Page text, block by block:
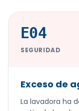
E04
SEGURIDAD
Exceso de
La lavadora ha